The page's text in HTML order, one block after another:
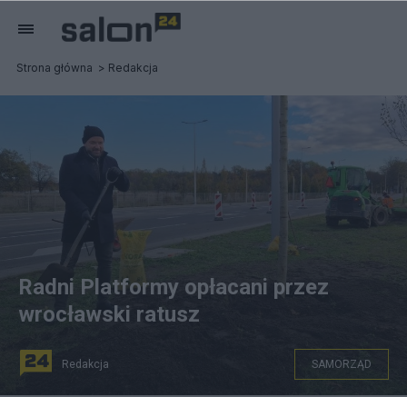
Strona główna Redakcja
Radni Platformy opłacani przez
wrocławski ratusz
Redakcja SAMORZĄD